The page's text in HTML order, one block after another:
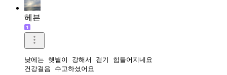
헤븐
낮에는 햇볕이 강해서 걷기 힘들어지네요
건강걸음 수고하셨어요